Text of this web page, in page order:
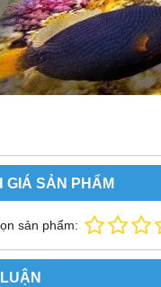
GIÁ SẢN PHẨM
sản phẩm: